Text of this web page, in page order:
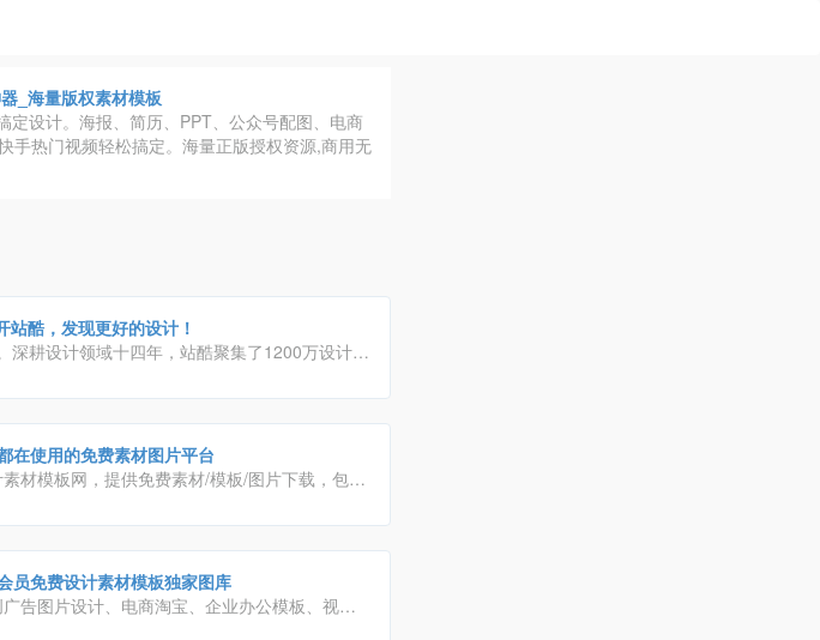
_海量版权素材模板
定设计。海报、简历、PPT、公众号配图、电商
手热门视频轻松搞定。海量正版授权资源,商用无
酷，发现更好的设计！
深耕设计领域十四年，站酷聚集了1200万设计
在使用的免费素材图片平台
材模板网，提供免费素材/模板/图片下载，包括
更新2000+，高速免费下载。
员免费设计素材模板独家图库
告图片设计、电商淘宝、企业办公模板、视